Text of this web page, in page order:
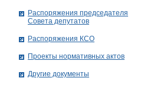
Распоряжения председателя
Совета депутатов
Распоряжения КСО
Проекты нормативных актов
Другие документы